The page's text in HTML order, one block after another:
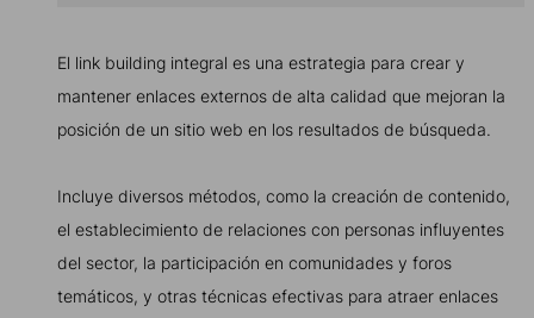
El link building integral es una estrategia para crear y
mantener enlaces externos de alta calidad que mejoran la
posición de un sitio web en los resultados de búsqueda.
Incluye diversos métodos, como la creación de contenido,
el establecimiento de relaciones con personas influyentes
del sector, la participación en comunidades y foros
temáticos, y otras técnicas efectivas para atraer enlaces